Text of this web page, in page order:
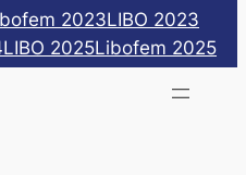
2023LIBO 2023
LIBO 2025Libofem 2025